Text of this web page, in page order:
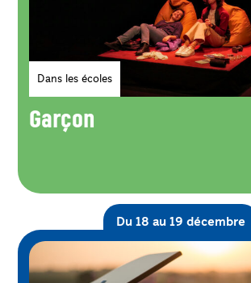
Garçon
Dans les écoles
Du 18 au 19 décembre